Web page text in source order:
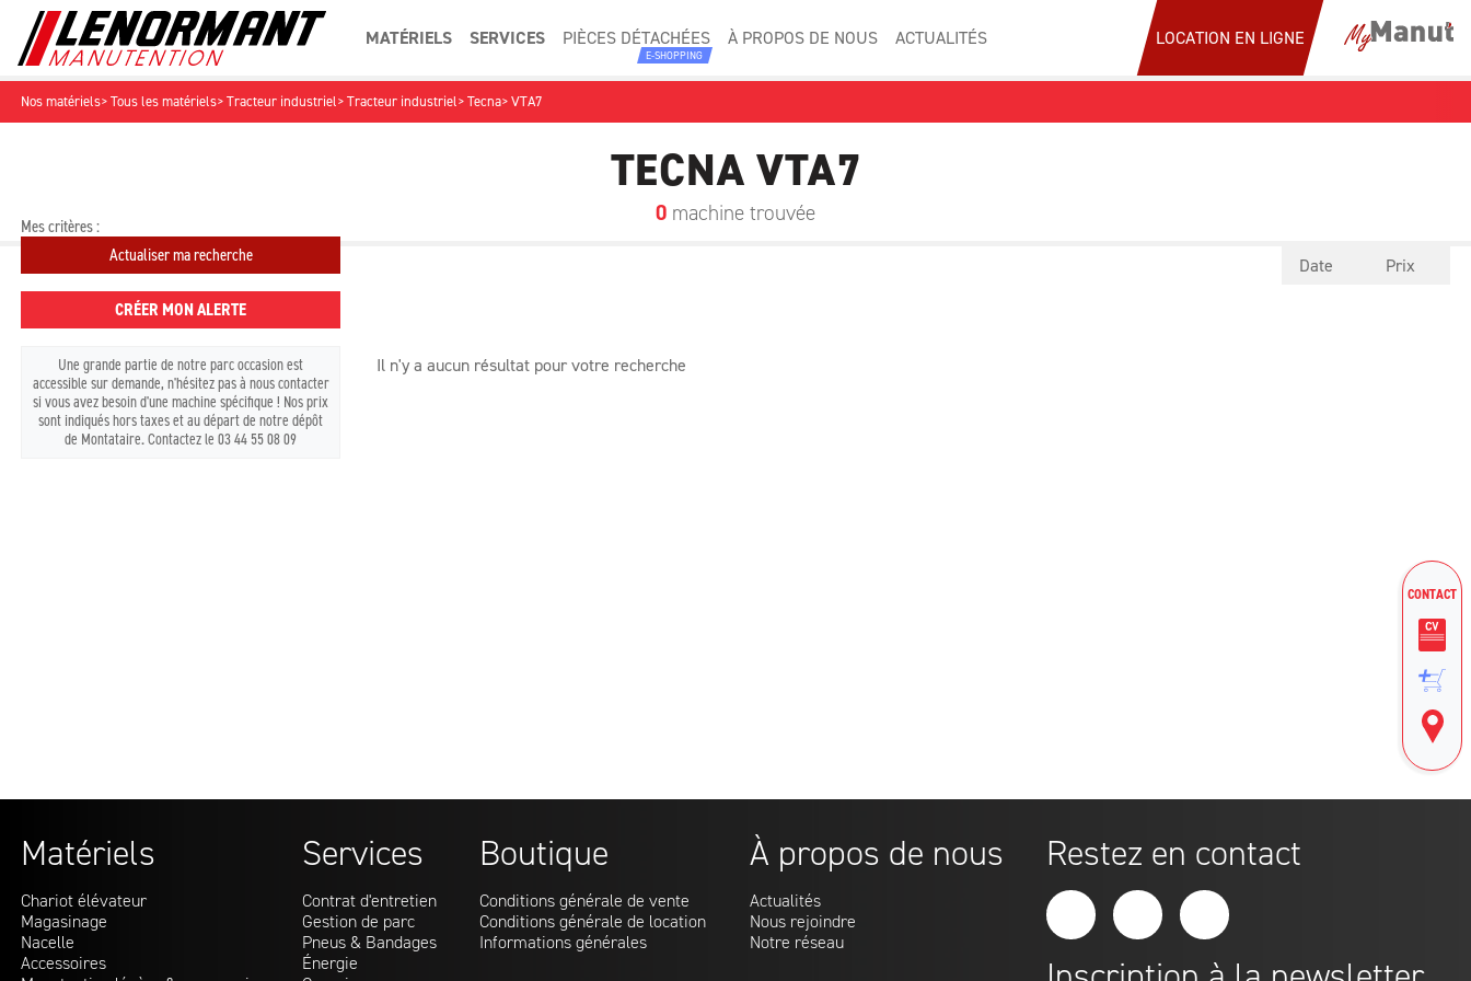
MATÉRIELS
OCCASIONS NEUFS
MATÉRIEL DE NETTOYAGE
TRACTEUR INDUSTRIEL
FOURCHES ET GODETS
SERVICES PIÈCES DÉTACHÉES
E-SHOPPING
À PROPOS DE NOUS ACTUALITÉS LOCATION EN LIGNE
Mes critères :
Actualiser ma recherche
CRÉER MON ALERTE
Une grande partie de notre parc occasion est
accessible sur demande, n'hésitez pas à nous contacter
si vous avez besoin d'une machine spécifique ! Nos prix
sont indiqués hors taxes et au départ de notre dépôt
de Montataire. Contactez le 03 44 55 08 09
Nos matériels Tous les matériels Tracteur industriel Tracteur industriel Tecna VTA7
TECNA VTA7
0 machine trouvée
Date Prix
Il n'y a aucun résultat pour votre recherche
CONTACT
Matériels
Chariot élévateur
Magasinage
Nacelle
Accessoires
Services
Contrat d'entretien
Gestion de parc
Pneus & Bandages
Énergie
Boutique
Conditions générale de vente
Conditions générale de location
Informations générales
À propos de nous
Actualités
Nous rejoindre
Notre réseau
Restez en contact